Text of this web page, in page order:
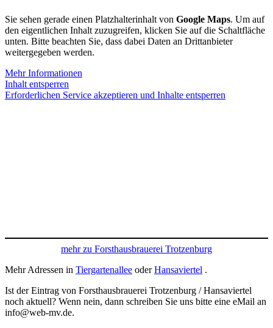
Sie sehen gerade einen Platzhalterinhalt von Google Maps. Um auf
den eigentlichen Inhalt zuzugreifen, klicken Sie auf die Schaltfläche
unten. Bitte beachten Sie, dass dabei Daten an Drittanbieter
weitergegeben werden.
Mehr Informationen
Inhalt entsperren
Erforderlichen Service akzeptieren und Inhalte entsperren
mehr zu Forsthausbrauerei Trotzenburg
Mehr Adressen in Tiergartenallee oderHansaviertel .
Ist der Eintrag von Forsthausbrauerei Trotzenburg / Hansaviertel
noch aktuell? Wenn nein, dann schreiben Sie uns bitte eine eMail an
info@web-mv.de.